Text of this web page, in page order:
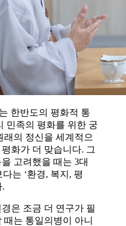
한반도의 평화적 통
민족의 평화를 위한 궁
래의 정신을 세계적으
화가 더 맞습니다. 그
고려했을 때는 3대
는 ‘환경, 복지, 평
.
은 조금 더 연구가 필
는 통일의병이 아니